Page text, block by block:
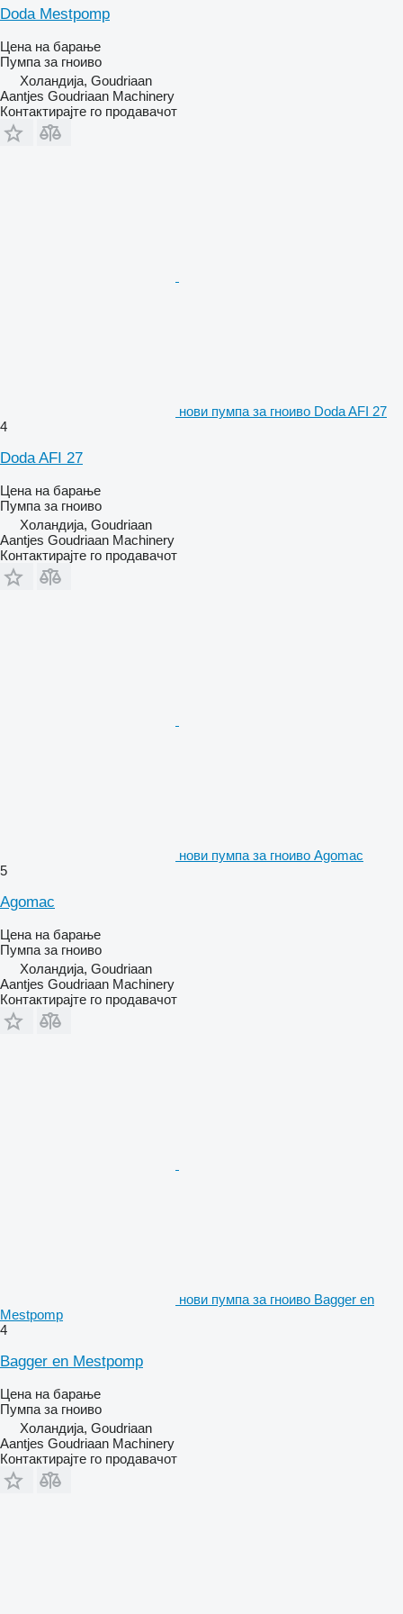
Doda Mestpomp
Цена на барање
Пумпа за гноиво
Холандија, Goudriaan
Aantjes Goudriaan Machinery
Контактирајте го продавачот
нови пумпа за гноиво Doda AFI 27
4
Doda AFI 27
Цена на барање
Пумпа за гноиво
Холандија, Goudriaan
Aantjes Goudriaan Machinery
Контактирајте го продавачот
нови пумпа за гноиво Agomac
5
Agomac
Цена на барање
Пумпа за гноиво
Холандија, Goudriaan
Aantjes Goudriaan Machinery
Контактирајте го продавачот
нови пумпа за гноиво Bagger en
Mestpomp
4
Bagger en Mestpomp
Цена на барање
Пумпа за гноиво
Холандија, Goudriaan
Aantjes Goudriaan Machinery
Контактирајте го продавачот